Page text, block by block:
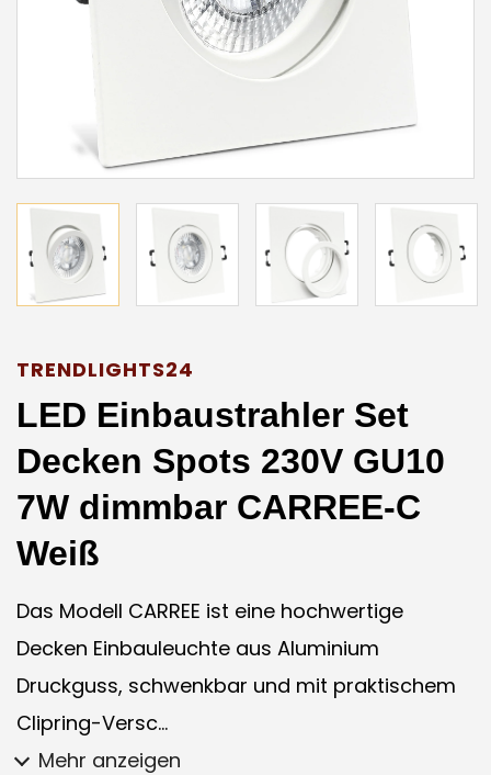
TRENDLIGHTS24
LED Einbaustrahler Set
Decken Spots 230V GU10
7W dimmbar CARREE-C
Weiß
Das Modell CARREE ist eine hochwertige
Decken Einbauleuchte aus Aluminium
Druckguss, schwenkbar und mit praktischem
Clipring-Versc...
Mehr anzeigen